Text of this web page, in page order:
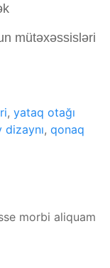
mütəxəssisləri
, yataq otağı
dizaynı, qonaq
morbi aliquam